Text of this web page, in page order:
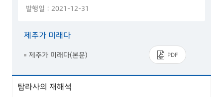
발행일 : 2021-12-31
제주가 미래다
제주가 미래다(본문) PDF
탐라사의 재해석